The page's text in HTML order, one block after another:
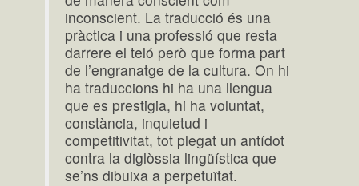
inconscient. La traducció és una
pràctica i una professió que resta
darrere el teló però que forma part
de l’engranatge de la cultura. On hi
ha traduccions hi ha una llengua
que es prestigia, hi ha voluntat,
constància, inquietud i
competitivitat, tot plegat un antídot
contra la diglòssia lingüística que
se’ns dibuixa a perpetuïtat.